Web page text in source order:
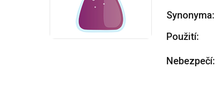
Synonyma:
Použití:
Nebezpečí: